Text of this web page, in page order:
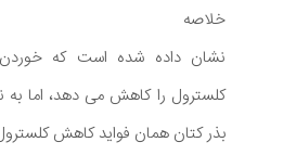
خلاصه
نشان داده شده است که
کلسترول را کاهش می دهد، اما
بذر کتان همان فواید کاهش کلسترول